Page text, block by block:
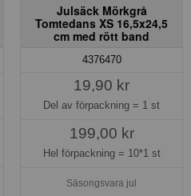
Julsäck Mörkgrå
Tomtedans XS 16,5x24,5
cm med rött band
4376470
19,90 kr
Del av förpackning = 1 st
199,00 kr
Hel förpackning = 10*1 st
Säsongsvara jul